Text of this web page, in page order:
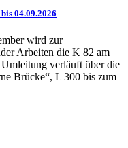
04.09.2026
wird zur
Arbeiten die K 82 am
verläuft über die
Brücke“, L 300 bis zum